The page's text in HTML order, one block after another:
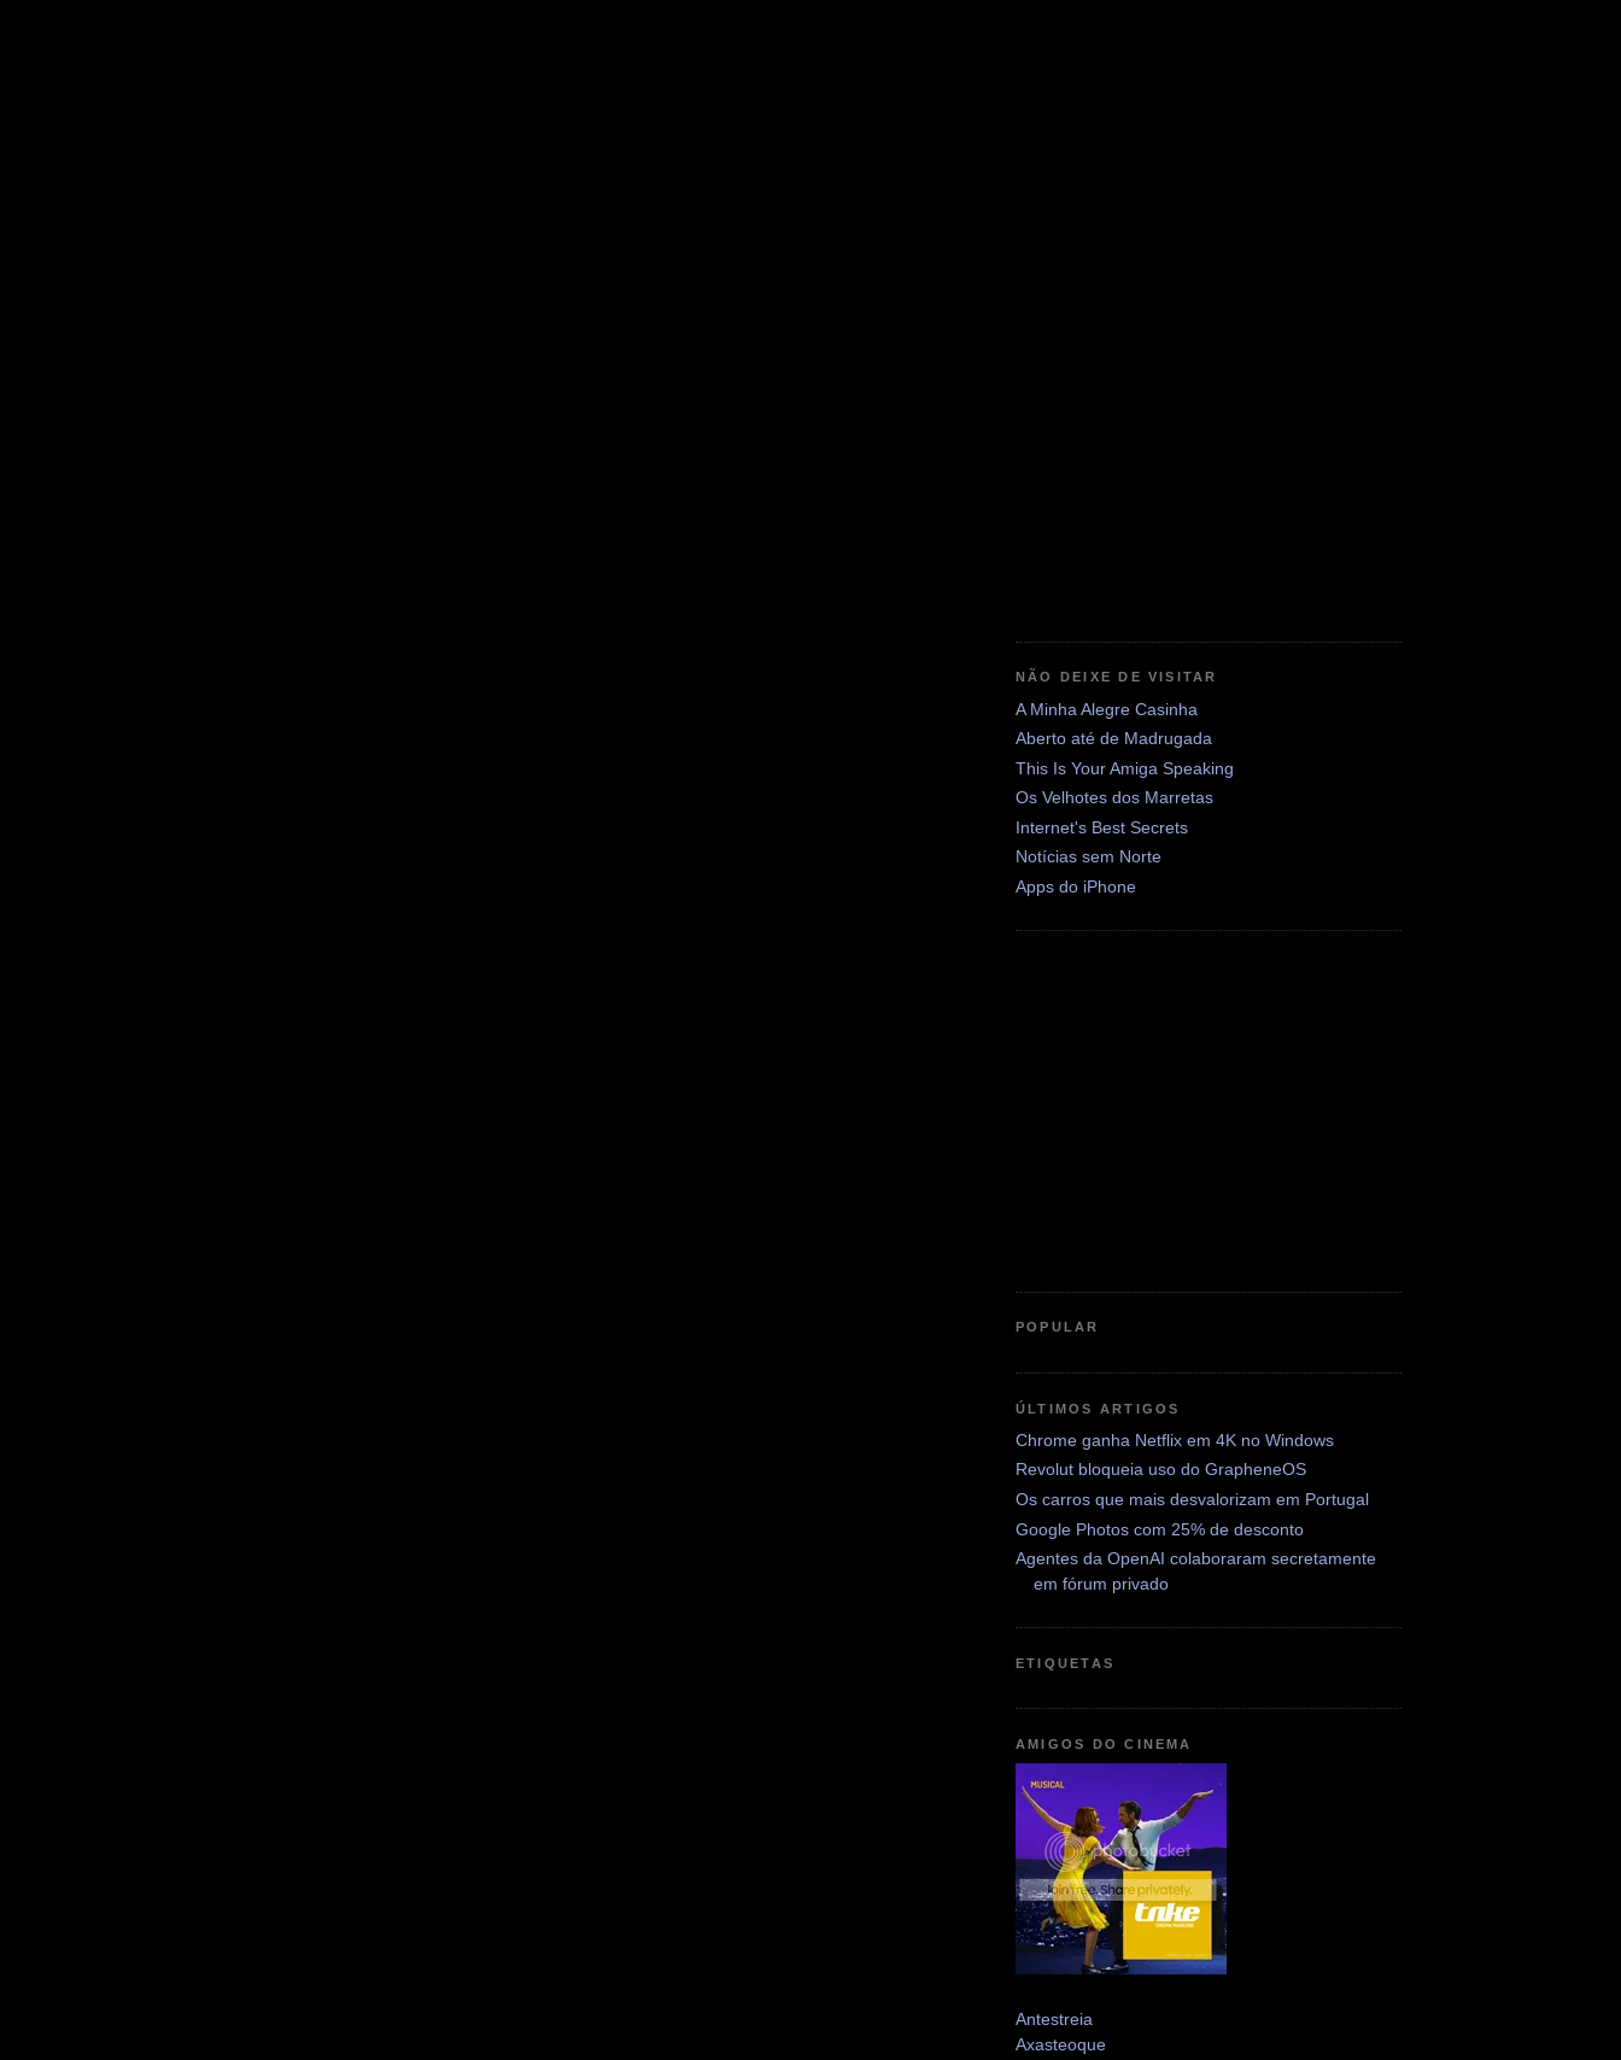
NÃO DEIXE DE VISITAR
A Minha Alegre Casinha
Aberto até de Madrugada
This Is Your Amiga Speaking
Os Velhotes dos Marretas
Internet's Best Secrets
Notícias sem Norte
Apps do iPhone
POPULAR
ÚLTIMOS ARTIGOS
Chrome ganha Netflix em 4K no Windows
Revolut bloqueia uso do GrapheneOS
Os carros que mais desvalorizam em Portugal
Google Photos com 25% de desconto
Agentes da OpenAI colaboraram secretamente
em fórum privado
ETIQUETAS
AMIGOS DO CINEMA
Antestreia
Axasteoque